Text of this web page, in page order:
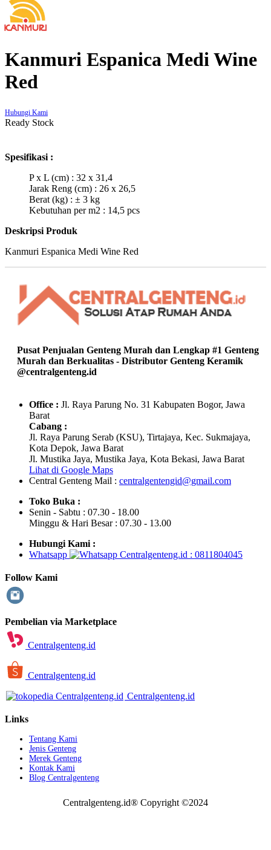
Kanmuri Espanica Medi Wine
Red
Hubungi Kami
Ready Stock
Spesifikasi :
P x L (cm) : 32 x 31,4
Jarak Reng (cm) : 26 x 26,5
Berat (kg) : ± 3 kg
Kebutuhan per m2 : 14,5 pcs
Deskripsi Produk
Kanmuri Espanica Medi Wine Red
Pusat Penjualan Genteng Murah dan Lengkap #1 Genteng
Murah dan Berkualitas - Distributor Genteng Keramik
@centralgenteng.id
Office : Jl. Raya Parung No. 31 Kabupaten Bogor, Jawa
Barat
Cabang :
Jl. Raya Parung Serab (KSU), Tirtajaya, Kec. Sukmajaya,
Kota Depok, Jawa Barat
Jl. Mustika Jaya, Mustika Jaya, Kota Bekasi, Jawa Barat
Lihat di Google Maps
Central Genteng Mail : centralgentengid@gmail.com
Toko Buka :
Senin - Sabtu : 07.30 - 18.00
Minggu & Hari Besar : 07.30 - 13.00
Hubungi Kami :
Whatsapp
: 0811804045
Follow Kami
Pembelian via Marketplace
Centralgenteng.id
Centralgenteng.id
Centralgenteng.id
Links
Tentang Kami
Jenis Genteng
Merek Genteng
Kontak Kami
Blog Centralgenteng
Centralgenteng.id® Copyright ©2024